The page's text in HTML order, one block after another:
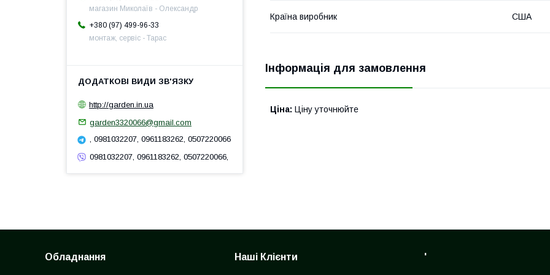
Країна виробник США
Інформація для замовлення
Ціна: Ціну уточнюйте
магазин Миколаїв - Олександр
+380 (97) 499-96-33
монтаж, сервіс - Тарас
http://garden.in.ua
garden3320066@gmail.com
, 0981032207, 0961183262, 0507220066
0981032207, 0961183262, 0507220066,
Обладнання Наші Клієнти '